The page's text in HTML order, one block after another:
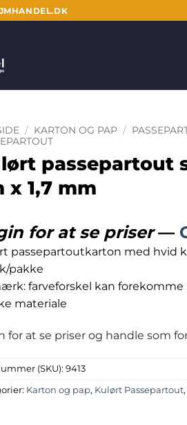
/ KARTON OG PAP /
passepartout
x 1,7 mm
for at se priser—
passepartoutkarton med hvid
pakke
farveforskel kan
materiale
for at se priser og handle som
(SKU): 9413
Karton og pap, Kulørt Passepartout,